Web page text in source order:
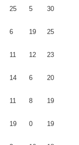
25 5 30
6 19 25
11 12 23
14 6 20
11 8 19
19 0 19